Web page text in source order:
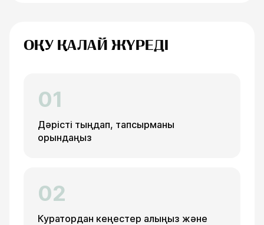
ОҚУ ҚАЛАЙ ЖҮРЕДІ
01
Дәрісті тыңдап, тапсырманы
орындаңыз
02
Куратордан кеңестер алыңыз және